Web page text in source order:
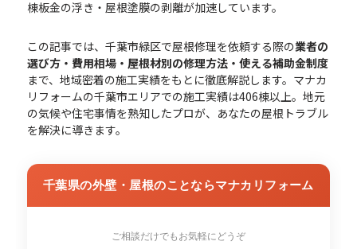
棟板金の浮き・屋根塗膜の剥離が加速しています。
この記事では、千葉市緑区で屋根修理を依頼する際の業者の
選び方・費用相場・屋根材別の修理方法・使える補助金制度
まで、地域密着の施工実績をもとに徹底解説します。マナカ
リフォームの千葉市エリアでの施工実績は406棟以上。地元
の気候や住宅事情を熟知したプロが、あなたの屋根トラブル
を解決に導きます。
千葉県の外壁・屋根のことならマナカリフォーム
ご相談だけでもお気軽にどうぞ